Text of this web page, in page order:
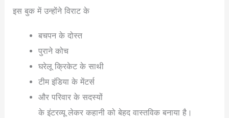
इस बुक में उन्होंने विराट के
बचपन के दोस्त
पुराने कोच
घरेलू क्रिकेट के साथी
टीम इंडिया के मेंटर्स
और परिवार के सदस्यों
के इंटरव्यू लेकर कहानी को बेहद वास्तविक बनाया है।